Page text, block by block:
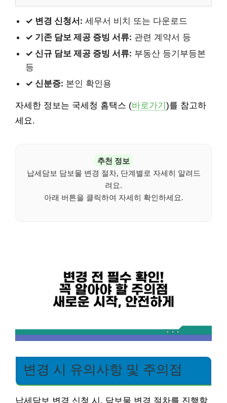
✓ 변경 신청서: 세무서 비치 또는 다운로드
✓ 기존 담보 제공 증빙 서류: 관련 계약서 등
✓ 신규 담보 제공 증빙 서류: 부동산 등기부등본
등
✓ 신분증: 본인 확인용
자세한 정보는 국세청 홈택스 (바로가기 )를 참고하
세요.
추천 정보
납세담보 담보물 변경 절차, 단계별로 자세히 알려드
려요.
아래 버튼을 클릭하여 자세히 확인하세요.
변경 시 유의사항 및 주의점
납세담보 변경 신청 시, 담보물 변경 절차를 진행할